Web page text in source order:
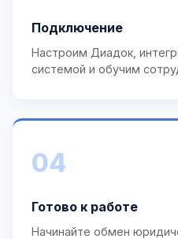
Подключение
Настроим Диадок,
системой и обучим
04
Готово к работе
Начинайте обмен